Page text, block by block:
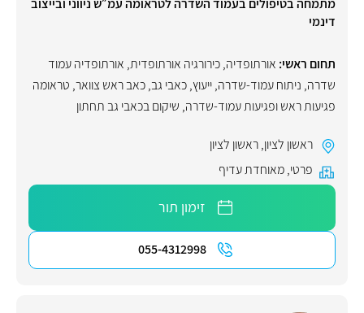
דינמי
תחום ראשי: אורתופדיה,כירורגיה אורתופדית, אורתופדיה עמוד
שדרה, ניתוח עמוד-שדרה,ייעוץ,כאבי גב,כאב ראש צוואר, טראומה
פגיעות ראש ופגיעות עמוד-שדרה, שיקום בכאבי גב תחתון
ראשון לציון,ראשון לציון
פרטי,מאוחדת עדיף
זימון תור
055-4312998